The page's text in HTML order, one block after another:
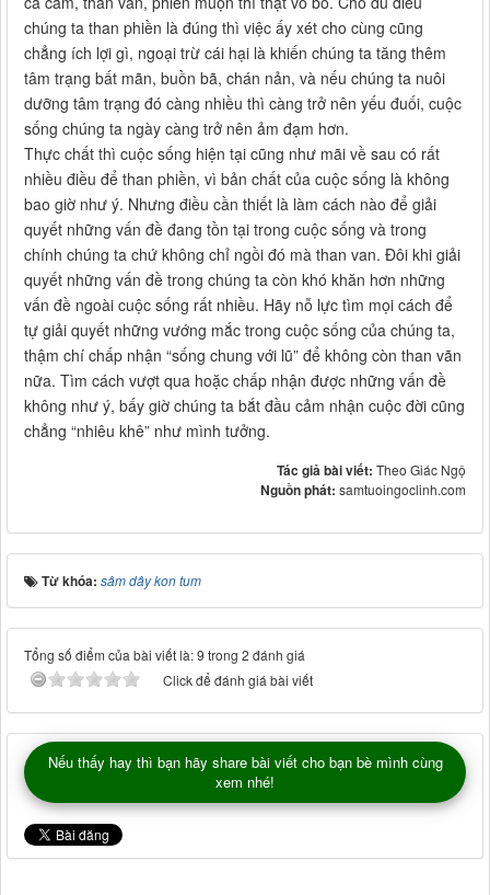
chúng ta than phiền là đúng thì việc ấy xét cho cùng cũng
chẳng ích lợi gì, ngoại trừ cái hại là khiến chúng ta tăng thêm
tâm trạng bất mãn, buồn bã, chán nản, và nếu chúng ta nuôi
dưỡng tâm trạng đó càng nhiều thì càng trở nên yếu đuối, cuộc
sống chúng ta ngày càng trở nên ảm đạm hơn.
Thực chất thì cuộc sống hiện tại cũng như mãi về sau có rất
nhiều điều để than phiền, vì bản chất của cuộc sống là không
bao giờ như ý. Nhưng điều cần thiết là làm cách nào để giải
quyết những vấn đề đang tồn tại trong cuộc sống và trong
chính chúng ta chứ không chỉ ngồi đó mà than van. Đôi khi giải
quyết những vấn đề trong chúng ta còn khó khăn hơn những
vấn đề ngoài cuộc sống rất nhiều. Hãy nỗ lực tìm mọi cách để
tự giải quyết những vướng mắc trong cuộc sống của chúng ta,
thậm chí chấp nhận “sống chung với lũ” để không còn than vãn
nữa. Tìm cách vượt qua hoặc chấp nhận được những vấn đề
không như ý, bấy giờ chúng ta bắt đầu cảm nhận cuộc đời cũng
chẳng “nhiêu khê” như mình tưởng.
Tác giả bài viết: Theo Giác Ngộ
Nguồn phát: samtuoingoclinh.com
Từ khóa: sâm dây kon tum
Tổng số điểm của bài viết là: 9 trong 2 đánh giá
Click để đánh giá bài viết
Nếu thấy hay thì bạn hãy share bài viết cho bạn bè mình cùng
xem nhé!